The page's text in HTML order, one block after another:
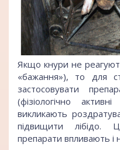
Якщо кнури не
«бажання»), то для
застосовувати
(фізіологічно
викликають
підвищити лібідо.
препарати впливають і